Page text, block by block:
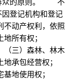
登记机构和登记
动产权利，依照
地所有权；
三）森林、林木
承包经营权；
基地使用权；